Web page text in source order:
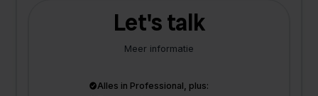
Let's talk
Meer informatie
Alles in Professional, plus: